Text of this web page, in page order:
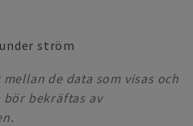
ström
de data som visas och
bekräftas av